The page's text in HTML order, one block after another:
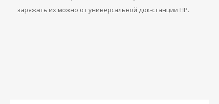
заряжать их можно от универсальной док-станции HP.